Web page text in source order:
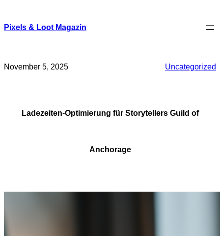
content
Pixels & Loot Magazin
November 5, 2025 Uncategorized
Ladezeiten-Optimierung für Storytellers Guild of
Anchorage